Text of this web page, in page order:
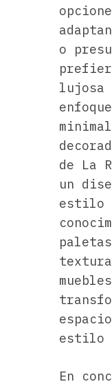
o
lujosa
de La
un
estilo
estilo
En